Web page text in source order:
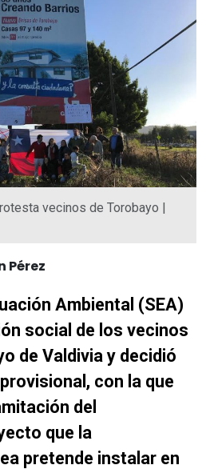
vecinos de Torobayo |
Pérez
Ambiental (SEA)
social de los vecinos
de Valdivia y decidió
con la que
del
que la
pretende instalar en